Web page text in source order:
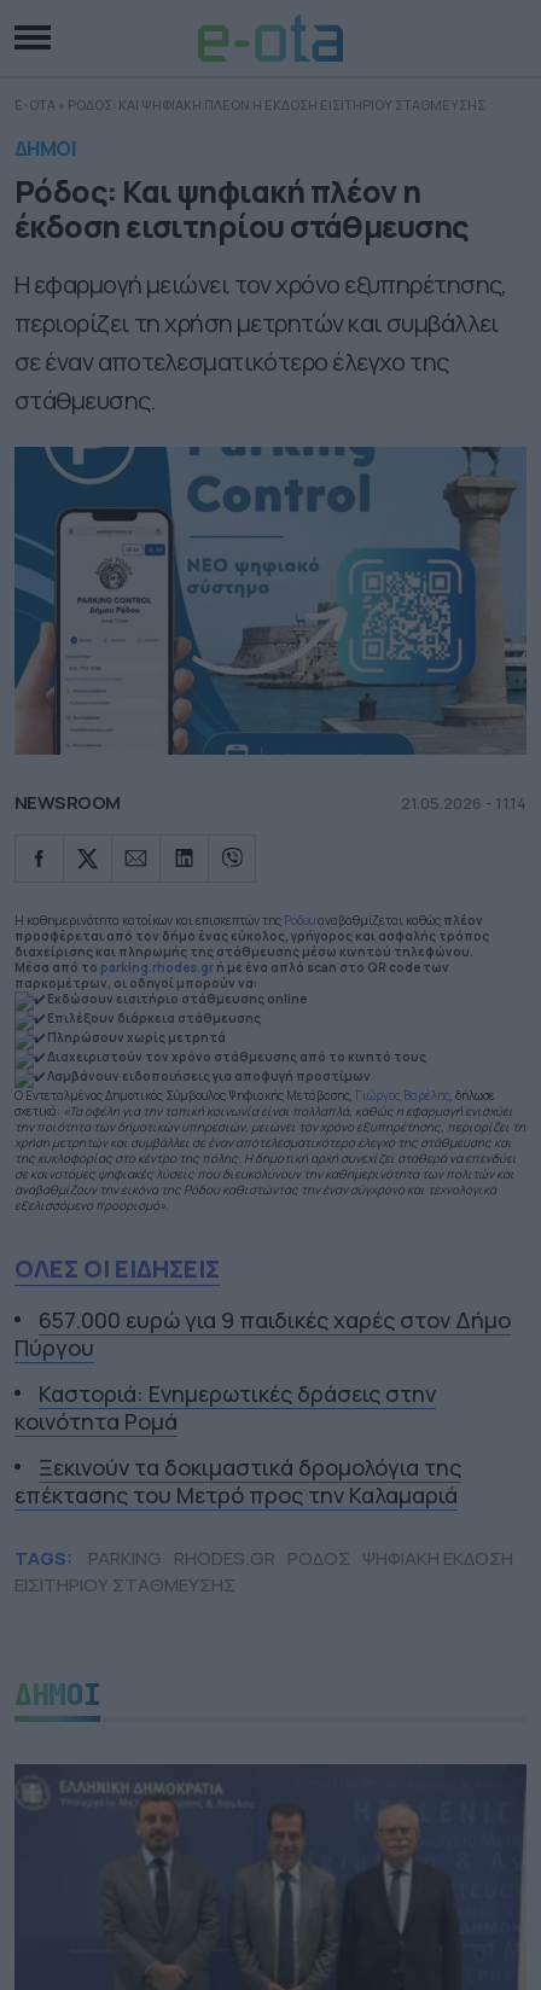
E-OTA » ΡΟΔΟΣ: ΚΑΙ ΨΗΦΙΑΚΗ ΠΛΕΟΝ Η ΕΚΔΟΣΗ ΕΙΣΙΤΗΡΙΟΥ ΣΤΑΘΜΕΥΣΗΣ
ΔΗΜΟΙ
Ρόδος: Και ψηφιακή πλέον η
έκδοση εισιτηρίου στάθμευσης
Η εφαρμογή μειώνει τον χρόνο εξυπηρέτησης,
περιορίζει τη χρήση μετρητών και συμβάλλει
σε έναν αποτελεσματικότερο έλεγχο της
στάθμευσης.
NEWSROOM 21.05.2026 - 11.14
Η καθημερινότητα κατοίκων και επισκεπτών της Ρόδουαναβαθμίζεται καθώς πλέον
προσφέρεται από τον δήμο ένας εύκολος, γρήγορος και ασφαλής τρόπος
διαχείρισης και πληρωμής της στάθμευσης μέσω κινητού τηλεφώνου.
Μέσα από το parking.rhodes.gr ή με ένα απλό scan στο QR code των
παρκομέτρων, οι οδηγοί μπορούν να:
Εκδώσουν εισιτήριο στάθμευσης online
Επιλέξουν διάρκεια στάθμευσης
Πληρώσουν χωρίς μετρητά
Διαχειριστούν τον χρόνο στάθμευσης από το κινητό τους
Λαμβάνουν ειδοποιήσεις για αποφυγή προστίμων
Ο Εντεταλμένος Δημοτικός Σύμβουλος Ψηφιακής Μετάβασης, Γιώργος Βαρέλης, δήλωσε
σχετικά: «Τα οφέλη για την τοπική κοινωνία είναι πολλαπλά, καθώς η εφαρμογή ενισχύει
την ποιότητα των δημοτικών υπηρεσιών, μειώνει τον χρόνο εξυπηρέτησης, περιορίζει τη
χρήση μετρητών και συμβάλλει σε έναν αποτελεσματικότερο έλεγχο της στάθμευσης και
της κυκλοφορίας στο κέντρο της πόλης. Η δημοτική αρχή συνεχίζει σταθερά να επενδύει
σε καινοτόμες ψηφιακές λύσεις που διευκολύνουν την καθημερινότητα των πολιτών και
αναβαθμίζουν την εικόνα της Ρόδου καθιστώντας την έναν σύγχρονο και τεχνολογικά
εξελισσόμενο προορισμό».
ΟΛΕΣ ΟΙ ΕΙΔΗΣΕΙΣ
657.000 ευρώ για 9 παιδικές χαρές στον Δήμο
Πύργου
Καστοριά: Ενημερωτικές δράσεις στην
κοινότητα Ρομά
Ξεκινούν τα δοκιμαστικά δρομολόγια της
επέκτασης του Μετρό προς την Καλαμαριά
TAGS: PARKING RHODES.GR ΡΟΔΟΣ ΨΗΦΙΑΚΗ ΕΚΔΟΣΗ
ΕΙΣΙΤΗΡΙΟΥ ΣΤΑΘΜΕΥΣΗΣ
ΔΗΜΟΙ